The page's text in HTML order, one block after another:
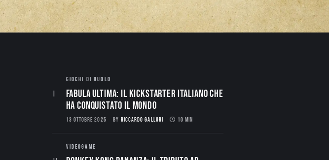
GIOCHI DI RUOLO
Fabula Ultima: il Kickstarter italiano che
ha conquistato il mondo
13 OTTOBRE 2025 BY RICCARDO GALLORI 10 MIN
VIDEOGAME